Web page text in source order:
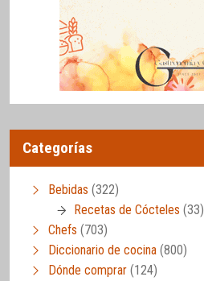
Categorías
Bebidas (322)
Recetas de Cócteles (33)
Chefs (703)
Diccionario de cocina (800)
Dónde comprar (124)